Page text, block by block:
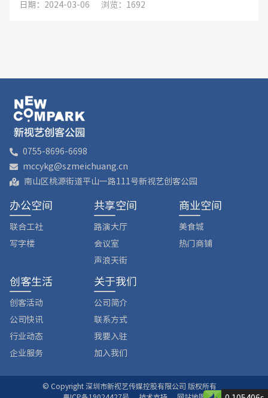
日期：2024-03-06 浏览：1692
0755-8696-6698
mccykg@szmeichuang.cn
南山区桃源街道平山一路111号新视艺创客公园
办公空间
联合工社
写字楼
共享空间
路演大厅
会议室
声浪天街
商业空间
美食城
热门商铺
创客生活
创客活动
公司快讯
行业动态
企业服务
关于我们
公司简介
联系方式
我要入驻
加入我们
© Copyright 深圳市新视艺传媒控股有限公司 版权所有